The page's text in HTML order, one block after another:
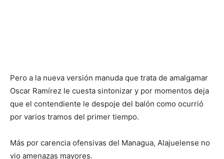
Pero a la nueva versión manuda que trata de amalgamar
Oscar Ramírez le cuesta sintonizar y por momentos deja
que el contendiente le despoje del balón como ocurrió
por varios tramos del primer tiempo.
Más por carencia ofensivas del Managua, Alajuelense no
vio amenazas mayores.